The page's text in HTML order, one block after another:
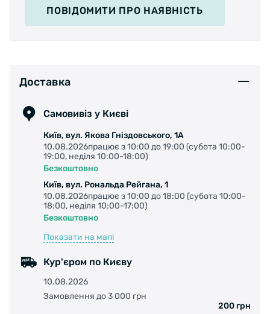
ПОВІДОМИТИ ПРО НАЯВНІСТЬ
Доставка
Самовивіз у Києві
Київ, вул. Якова Гніздовського, 1А
10.08.2026працює з 10:00 до 19:00 (субота 10:00-
19:00, неділя 10:00-18:00)
Безкоштовно
Київ, вул. Рональда Рейгана, 1
10.08.2026працює з 10:00 до 18:00 (субота 10:00-
18:00, неділя 10:00-17:00)
Безкоштовно
Показати на мапі
Кур'єром по Києву
10.08.2026
Замовлення до 3 000 грн
200 грн